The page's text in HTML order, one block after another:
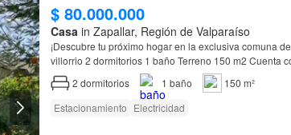
$ 80.000.000
Casa in Zapallar, Región de Valparaíso
¡Descubre tu próximo hogar en la exclusiva comuna de
2 dormitorios 1 baño
150 m²
Estacionamiento Electricidad